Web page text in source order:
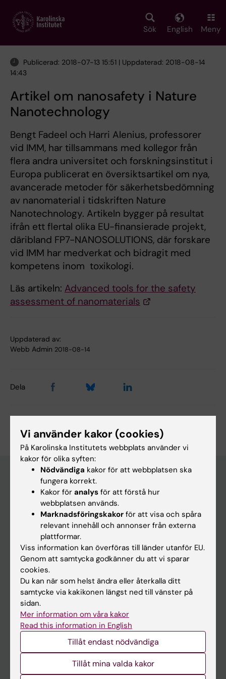
main
Sök English Meny
Publicerad: 2018-07-13 15:51 | Uppdaterad: 2018-08-14
14:43
Artikel om nanosafety i Nature
Nanotechnology
Bengt Fadeel och Harri Alenius, professorer
vid IMM, har tillsammans med kollegor från
flera andra universitet och forskningsinstitut i
Europa publicerat en översiktsartikel om nya,
avancerade metoder för säkerhetsbedömning
av nanomaterial i tidskriften Nature
Nanotechnology. Artikeln bygger på resultat
ifrån ett flertal olika EU-finansierade projekt,
däribland FP7-NANOSOLUTIONS, där forskare
vid IMM har medverkat och bidragit med
kompetens inom toxikologi.
Läs artikeln: Advanced tools for the safety
assessment of nanomaterials
Uppdaterad av:
Webb Admin 2018-08-14
Dela
Upptäck KI
Utbildning
Forskarutbildning
Forskning
Om KI
Redaktionellt material
Medicinsk Vetenskap
Medicinvetarna
The Conversation
Nyhetsarkivet
Vi använder kakor (cookies)
På Karolinska Institutets webbplats använder vi
kakor för olika syften:
Nödvändiga kakor för att webbplatsen ska
fungera korrekt.
Kakor för analys för att förstå hur
webbplatsen används.
Marknadsföringskakor för att visa och spåra
relevant innehåll och annonser från externa
plattformar.
Viss information kan överföras till länder utanför EU.
Genom att samtycka godkänner du att vi sparar
cookies.
Du kan när som helst ändra eller återkalla ditt
samtycke via kakikonen längst ned till vänster på
sidan.
Mer information om våra kakor
Read this information in English
Tillåt endast nödvändiga
Tillåt mina valda kakor